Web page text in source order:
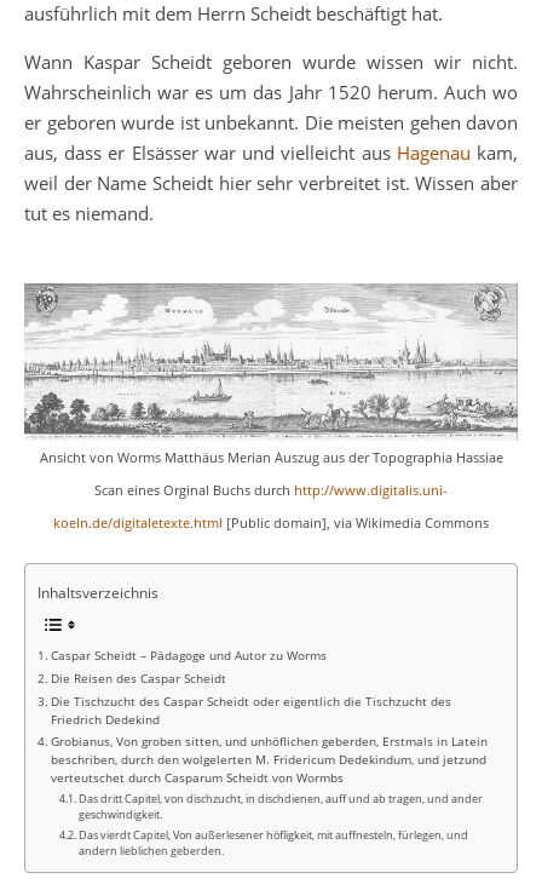
ausführlich mit dem Herrn Scheidt beschäftigt hat.
Wann Kaspar Scheidt geboren wurde wissen wir nicht.
Wahrscheinlich war es um das Jahr 1520 herum. Auch wo
er geboren wurde ist unbekannt. Die meisten gehen davon
aus, dass er Elsässer war und vielleicht aus Hagenau kam,
weil der Name Scheidt hier sehr verbreitet ist. Wissen aber
tut es niemand.
Ansicht von Worms Matthäus Merian Auszug aus der Topographia Hassiae
Scan eines Orginal Buchs durch http://www.digitalis.uni-
koeln.de/digitaletexte.html [Public domain], via Wikimedia Commons
Inhaltsverzeichnis
Caspar Scheidt – Pädagoge und Autor zu Worms
Die Reisen des Caspar Scheidt
Die Tischzucht des Caspar Scheidt oder eigentlich die Tischzucht des
Friedrich Dedekind
Grobianus, Von groben sitten, und unhöflichen geberden, Erstmals in Latein
beschriben, durch den wolgelerten M. Fridericum Dedekindum, und jetzund
verteutschet durch Casparum Scheidt von Wormbs
Das dritt Capitel, von dischzucht, in dischdienen, auff und ab tragen, und ander
geschwindigkeit.
Das vierdt Capitel, Von außerlesener höfligkeit, mit auffnesteln, fürlegen, und
andern lieblichen geberden.